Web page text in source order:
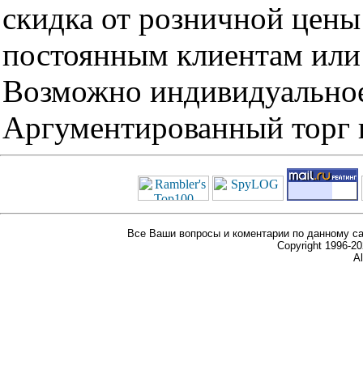
скидка от розничной
постоянным клиентам
Возможно
Аргументированный торг
Все Ваши вопросы и коментарии по данному
Copyright 1996-